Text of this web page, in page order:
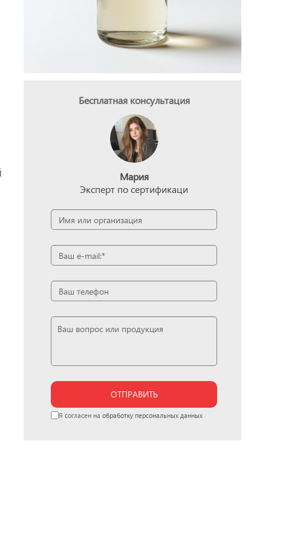
Бесплатная консультация
Мария
Эксперт по сертификаци
ОТПРАВИТЬ
Я согласен на обработку персональных данных